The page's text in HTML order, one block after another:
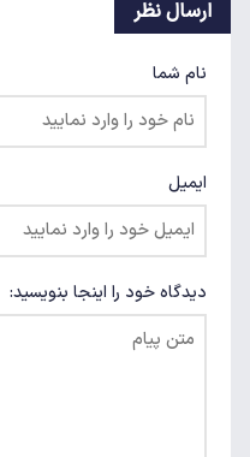
ارسال نظر
نام شما
ایمیل
دیدگاه خود را اینجا بنویسید: